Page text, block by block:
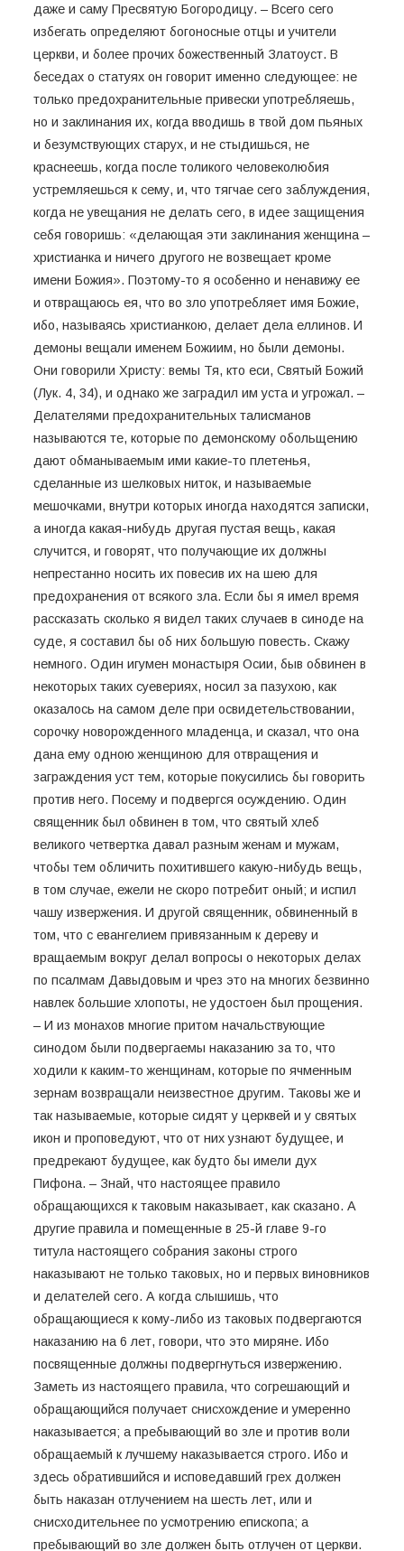
даже и саму Пресвятую Богородицу. – Всего сего
избегать определяют богоносные отцы и учители
церкви, и более прочих божественный Златоуст. В
беседах о статуях он говорит именно следующее: не
только предохранительные привески употребляешь,
но и заклинания их, когда вводишь в твой дом пьяных
и безумствующих старух, и не стыдишься, не
краснеешь, когда после толикого человеколюбия
устремляешься к сему, и, что тягчае сего заблуждения,
когда не увещания не делать сего, в идее защищения
себя говоришь: «делающая эти заклинания женщина –
христианка и ничего другого не возвещает кроме
имени Божия». Поэтому-то я особенно и ненавижу ее
и отвращаюсь ея, что во зло употребляет имя Божие,
ибо, называясь христианкою, делает дела еллинов. И
демоны вещали именем Божиим, но были демоны.
Они говорили Христу: вемы Тя, кто еси, Святый Божий
(Лук. 4, 34), и однако же заградил им уста и угрожал. –
Делателями предохранительных талисманов
называются те, которые по демонскому обольщению
дают обманываемым ими какие-то плетенья,
сделанные из шелковых ниток, и называемые
мешочками, внутри которых иногда находятся записки,
а иногда какая-нибудь другая пустая вещь, какая
случится, и говорят, что получающие их должны
непрестанно носить их повесив их на шею для
предохранения от всякого зла. Если бы я имел время
рассказать сколько я видел таких случаев в синоде на
суде, я составил бы об них большую повесть. Скажу
немного. Один игумен монастыря Осии, быв обвинен в
некоторых таких суевериях, носил за пазухою, как
оказалось на самом деле при освидетельствовании,
сорочку новорожденного младенца, и сказал, что она
дана ему одною женщиною для отвращения и
заграждения уст тем, которые покусились бы говорить
против него. Посему и подвергся осуждению. Один
священник был обвинен в том, что святый хлеб
великого четвертка давал разным женам и мужам,
чтобы тем обличить похитившего какую-нибудь вещь,
в том случае, ежели не скоро потребит оный; и испил
чашу извержения. И другой священник, обвиненный в
том, что с евангелием привязанным к дереву и
вращаемым вокруг делал вопросы о некоторых делах
по псалмам Давыдовым и чрез это на многих безвинно
навлек большие хлопоты, не удостоен был прощения.
– И из монахов многие притом начальствующие
синодом были подвергаемы наказанию за то, что
ходили к каким-то женщинам, которые по ячменным
зернам возвращали неизвестное другим. Таковы же и
так называемые, которые сидят у церквей и у святых
икон и проповедуют, что от них узнают будущее, и
предрекают будущее, как будто бы имели дух
Пифона. – Знай, что настоящее правило
обращающихся к таковым наказывает, как сказано. А
другие правила и помещенные в 25-й главе 9-го
титула настоящего собрания законы строго
наказывают не только таковых, но и первых виновников
и делателей сего. А когда слышишь, что
обращающиеся к кому-либо из таковых подвергаются
наказанию на 6 лет, говори, что это миряне. Ибо
посвященные должны подвергнуться извержению.
Заметь из настоящего правила, что согрешающий и
обращающийся получает снисхождение и умеренно
наказывается; а пребывающий во зле и против воли
обращаемый к лучшему наказывается строго. Ибо и
здесь обратившийся и исповедавший грех должен
быть наказан отлучением на шесть лет, или и
снисходительнее по усмотрению епископа; а
пребывающий во зле должен быть отлучен от церкви.